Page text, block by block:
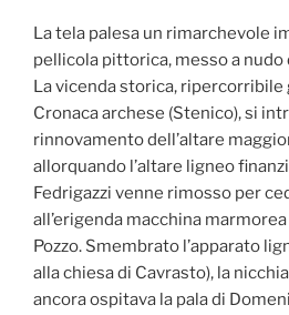
La tela palesa un rimarchevole
pellicola pittorica, messo a
La vicenda storica,
Cronaca archese (Stenico), si
rinnovamento dell’altare
allorquando l’altare ligneo
Fedrigazzi venne rimosso per
all’erigenda macchina
Pozzo. Smembrato l’apparato
alla chiesa di Cavrasto), la
ancora ospitava la pala di